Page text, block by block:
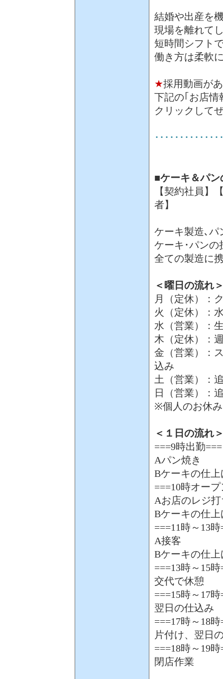
結婚や出産を
現場を離れて
短時間シフト
働き方は柔軟
★採用動画が
下記の｢お店情
クリックして
････････････
■ケーキ＆パ
【契約社員】
者】
ケーキ製造､パ
ケーキ･パンの
全ての製造に
＜曜日の流れ
月（定休）：
火（定休）：
水（営業）：
木（定休）：
金（営業）：
込み
土（営業）：
日（営業）：
※個人のお休
＜１日の流れ
===9時出勤===
Aパン焼き
Bケーキの仕上
===10時オープ
Aお店のレジ
Bケーキの仕上
===11時～13時
A接客
Bケーキの仕
===13時～15時
交代で休憩
===15時～17時
翌日の仕込み
===17時～18時
片付け、翌日
===18時～19時
閉店作業